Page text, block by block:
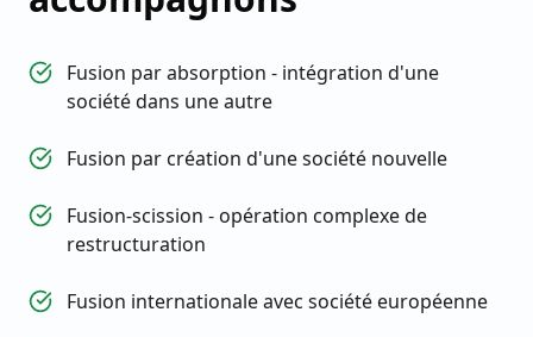
Fusion par absorption - intégration d'une
société dans une autre
Fusion par création d'une société nouvelle
Fusion-scission - opération complexe de
restructuration
Fusion internationale avec société européenne